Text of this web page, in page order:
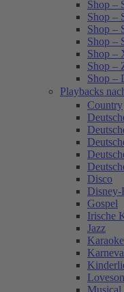
Shop –
Shop –
Shop –
Shop –
Shop –
Shop –
Shop –
Playbacks
Country
Disco
Disney-
Gospel
Irische
Jazz
Musical